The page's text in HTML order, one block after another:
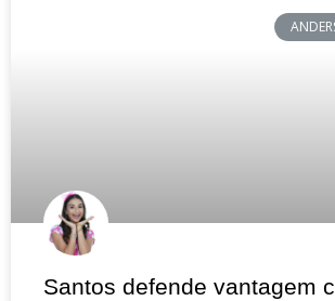
Santos defende vantagem